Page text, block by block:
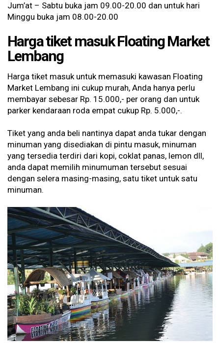
Jum’at – Sabtu buka jam 09.00-20.00 dan untuk hari
Minggu buka jam 08.00-20.00
Harga tiket masuk Floating Market
Lembang
Harga tiket masuk untuk memasuki kawasan Floating
Market Lembang ini cukup murah, Anda hanya perlu
membayar sebesar Rp. 15.000,- per orang dan untuk
parker kendaraan roda empat cukup Rp. 5.000,-.
Tiket yang anda beli nantinya dapat anda tukar dengan
minuman yang disediakan di pintu masuk, minuman
yang tersedia terdiri dari kopi, coklat panas, lemon dll,
anda dapat memilih minumuman tersebut sesuai
dengan selera masing-masing, satu tiket untuk satu
minuman.